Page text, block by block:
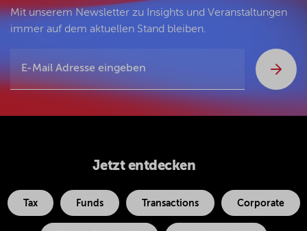
Mit unserem Newsletter zu Insights und Veranstaltungen
immer auf dem aktuellen Stand bleiben.
Jetzt entdecken
Tax Funds Transactions Corporate